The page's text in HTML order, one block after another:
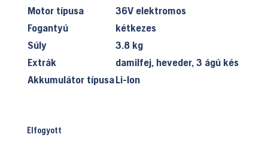
Motor típusa
36V elektromos
Fogantyú
kétkezes
Súly
3.8 kg
Extrák
damilfej, heveder, 3 ágú kés
Akkumulátor típusaLi-Ion
Elfogyott